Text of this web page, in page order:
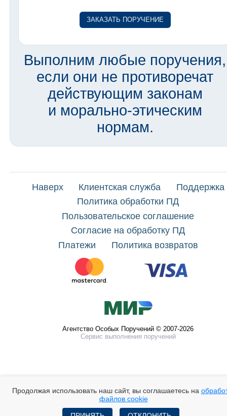
Продолжая использовать наш сайт, вы соглашаетесь на
файлов cookie
ЗАКАЗАТЬ ПОРУЧЕНИЕ
Выполним любые поручения,
если они не противоречат
действующим законам
и морально-этическим
нормам.
Наверх Клиентская служба
Поддержка
Политика обработки ПД
Пользовательское соглашение
Согласие на обработку ПД
Платежи
Политика возвратов
Агентство Особых Поручений © 2007-2026
Сервис выполнения поручений